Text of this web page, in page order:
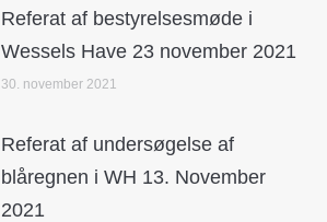
Referat af bestyrelsesmøde i
Wessels Have 23 november 2021
30. november 2021
Referat af undersøgelse af
blåregnen i WH 13. November
2021